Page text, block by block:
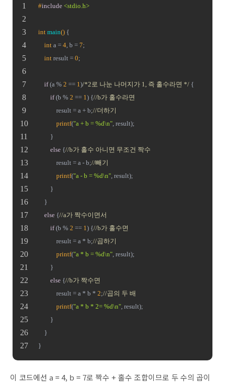
#include <stdio.h>
int main() {
int a = 4 , b = 7;
int result = 0;
if (a % 2 == 1 )/*2로 나눈 나머지가 1, 즉 홀수라면 */ {
if (b % 2 == 1 ) {//b가 홀수라면
			result = a + b;
//더하기
printf("a + b = %d\n" , result);
		}
else {//b가 홀수 아니면 무조건 짝수
			result = a - b;
//빼기
printf("a - b = %d\n" , result);
		}
	}
else {//a가 짝수이면서
if (b % 2 == 1 ) {//b가 홀수면
			result = a * b;
//곱하기
printf("a * b = %d\n" , result);
		}
else {//b가 짝수면
			result = a * b *
2;//곱의 두 배
printf("a * b * 2= %d\n" , result);
		}
	}
}
이 코드에선 a = 4, b = 7로 짝수 + 홀수 조합이므로 두 수의 곱이